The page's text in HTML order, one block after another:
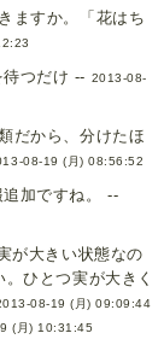
ますか。「花はち
つだけ -- 2013-08-
だから、分けたほ
08-19 (月) 08:56:52
加ですね。 --
が大きい状態なの
ひとつ実が大きく
08-19 (月) 09:09:44
(月) 10:31:45